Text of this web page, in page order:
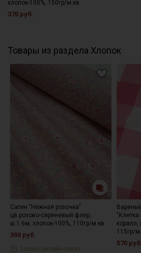
- не рекомендуется гладить очень
хлопок-100%, 150гр/м.кв
370 руб.
Товары из раздела Хлопок
Сатин "Нежная розочка"
цв.розово-сиреневый флер,
ш.1.6м, хлопок-100%, 110гр/м.кв
390 руб.
Только онлайн-заказ
коралл,
115гр/
570